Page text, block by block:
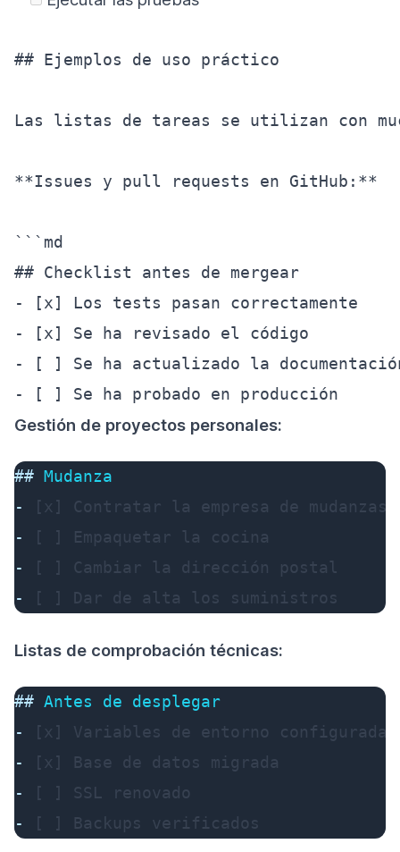
## Ejemplos de uso práctico
Las listas de tareas se utilizan con
**Issues y pull requests en GitHub:**
```md
## Checklist antes de mergear
- [x] Los tests pasan correctamente
- [x] Se ha revisado el código
- [ ] Se ha actualizado la
Gestión de proyectos personales:
## Mudanza
-
-
-
-
[ ] Dar de alta los suministros
Listas de comprobación técnicas:
## Antes de desplegar
-
-
-
-
[ ] Backups verificados